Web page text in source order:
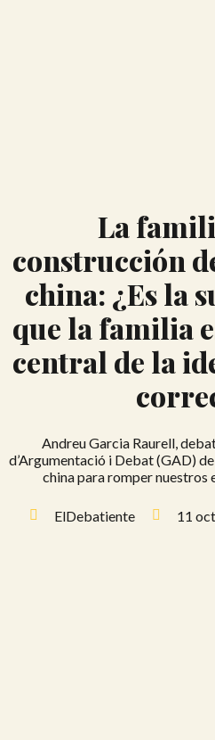
La
construcción
china: ¿Es la
que la familia
central de la
Andreu Garcia Raurell,
d’Argumentació i Debat (GAD)
china para romper nuestros
ElDebatiente 11